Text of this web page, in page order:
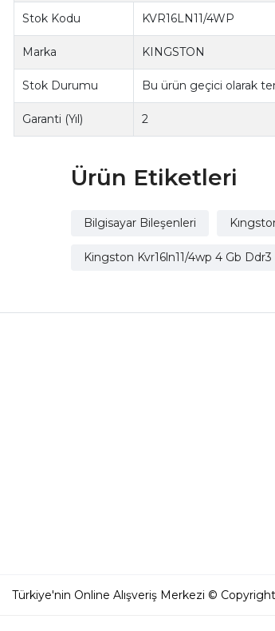
Stok Kodu KVR16LN11/4WP
Marka KINGSTON
Stok Durumu Bu ürün geçici olarak
Garanti (Yıl) 2
Ürün Etiketleri
Bilgisayar Bileşenleri
Kingston Kvr16ln11/4wp 4 Gb
Türkiye'nin Online Alışveriş Merkezi ©